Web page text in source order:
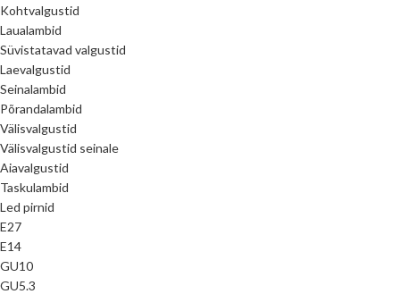
Kohtvalgustid
Laualambid
Süvistatavad valgustid
Laevalgustid
Seinalambid
Põrandalambid
Välisvalgustid
Välisvalgustid seinale
Aiavalgustid
Taskulambid
Led pirnid
E27
E14
GU10
GU5.3